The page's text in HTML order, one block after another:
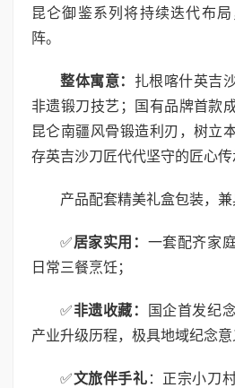
昆仑御鉴系列将持续迭代布
阵。
整体寓意： 扎根喀什英吉
非遗锻刀技艺；国有品牌首款
昆仑南疆风骨锻造利刃，树立
存英吉沙刀匠代代坚守的匠心传
产品配套精美礼盒包装，兼
✅居家实用： 一套配齐家
日常三餐烹饪；
✅非遗收藏：
国企首发纪
产业升级历程，极具地域纪念意
✅文旅伴手礼 ：正宗小刀